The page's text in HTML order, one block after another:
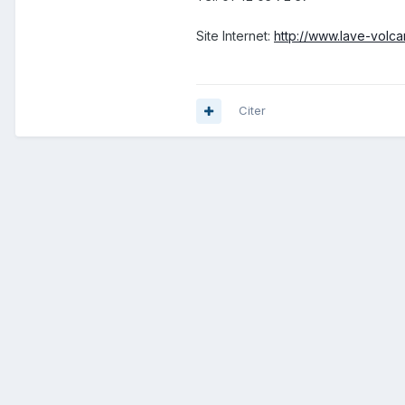
Site Internet: http://www.lave-
Citer